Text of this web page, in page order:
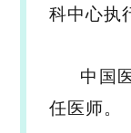
科中心执
中国
任医师。